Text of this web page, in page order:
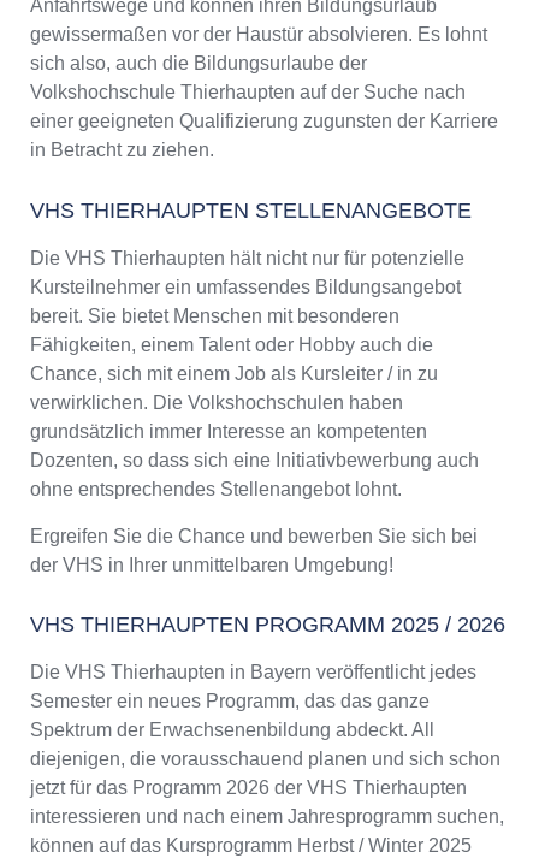
Anfahrtswege und können ihren Bildungsurlaub
gewissermaßen vor der Haustür absolvieren. Es lohnt
sich also, auch die Bildungsurlaube der
Volkshochschule Thierhaupten auf der Suche nach
einer geeigneten Qualifizierung zugunsten der Karriere
in Betracht zu ziehen.
VHS THIERHAUPTEN STELLENANGEBOTE
Die VHS Thierhaupten hält nicht nur für potenzielle
Kursteilnehmer ein umfassendes Bildungsangebot
bereit. Sie bietet Menschen mit besonderen
Fähigkeiten, einem Talent oder Hobby auch die
Chance, sich mit einem Job als Kursleiter / in zu
verwirklichen. Die Volkshochschulen haben
grundsätzlich immer Interesse an kompetenten
Dozenten, so dass sich eine Initiativbewerbung auch
ohne entsprechendes Stellenangebot lohnt.
Ergreifen Sie die Chance und bewerben Sie sich bei
der VHS in Ihrer unmittelbaren Umgebung!
VHS THIERHAUPTEN PROGRAMM 2025 / 2026
Die VHS Thierhaupten in Bayern veröffentlicht jedes
Semester ein neues Programm, das das ganze
Spektrum der Erwachsenenbildung abdeckt. All
diejenigen, die vorausschauend planen und sich schon
jetzt für das Programm 2026 der VHS Thierhaupten
interessieren und nach einem Jahresprogramm suchen,
können auf das Kursprogramm Herbst / Winter 2025